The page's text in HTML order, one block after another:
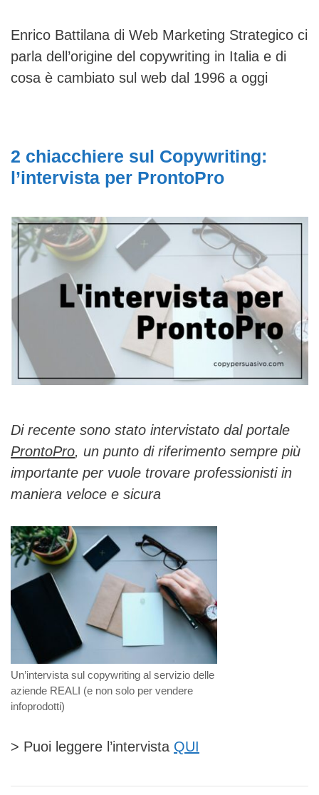
Enrico Battilana di Web Marketing Strategico ci
parla dell’origine del copywriting in Italia e di
cosa è cambiato sul web dal 1996 a oggi
2 chiacchiere sul Copywriting:
l’intervista per ProntoPro
Di recente sono stato intervistato dal portale
ProntoPro, un punto di riferimento sempre più
importante per vuole trovare professionisti in
maniera veloce e sicura
Un’intervista sul copywriting al servizio delle
aziende REALI (e non solo per vendere
infoprodotti)
> Puoi leggere l’intervista QUI